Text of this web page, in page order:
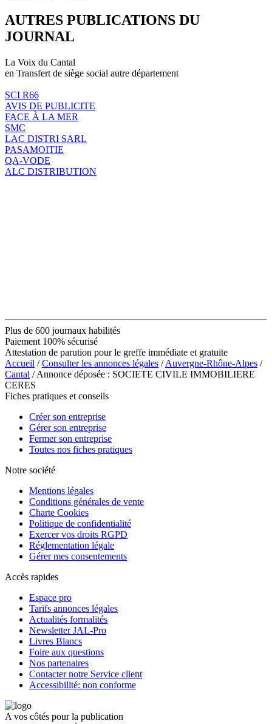
AUTRES PUBLICATIONS DU
JOURNAL
La Voix du Cantal
en Transfert de siège social autre département
SCI R66
AVIS DE PUBLICITE
FACE À LA MER
SMC
LAC DISTRI SARL
PASAMOITIE
QA-VODE
ALC DISTRIBUTION
Plus de 600 journaux habilités
Paiement 100% sécurisé
Attestation de parution pour le greffe immédiate et gratuite
Accueil /Consulter les annonces légales /Auvergne-Rhône-Alpes /
Cantal / Annonce déposée : SOCIETE CIVILE IMMOBILIERE
CERES
Fiches pratiques et conseils
Créer son entreprise
Gérer son entreprise
Fermer son entreprise
Toutes nos fiches pratiques
Notre société
Mentions légales
Conditions générales de vente
Charte Cookies
Politique de confidentialité
Exercer vos droits RGPD
Réglementation légale
Gérer mes consentements
Accès rapides
Espace pro
Tarifs annonces légales
Actualités formalités
Newsletter JAL-Pro
Livres Blancs
Foire aux questions
Nos partenaires
Contacter notre Service client
Accessibilité: non conforme
A vos côtés pour la publication